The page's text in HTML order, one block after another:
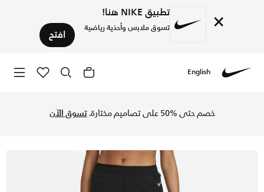
× تطبيق NIKE هنا!
تسوق ملابس وأحذية رياضية افتح
English
خصم حتى %50 على تصاميم مختارة. تسوق الآن